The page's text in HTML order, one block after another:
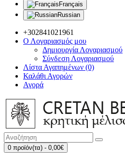
Français
Russian
+302841021961
Ο Λογαριασμός μου
Δημιουργία Λογαριασμού
Σύνδεση Λογαριασμού
Λίστα Αγαπημένων (0)
Καλάθι Αγορών
Αγορά
0 προϊόν(τα) - 0,00€